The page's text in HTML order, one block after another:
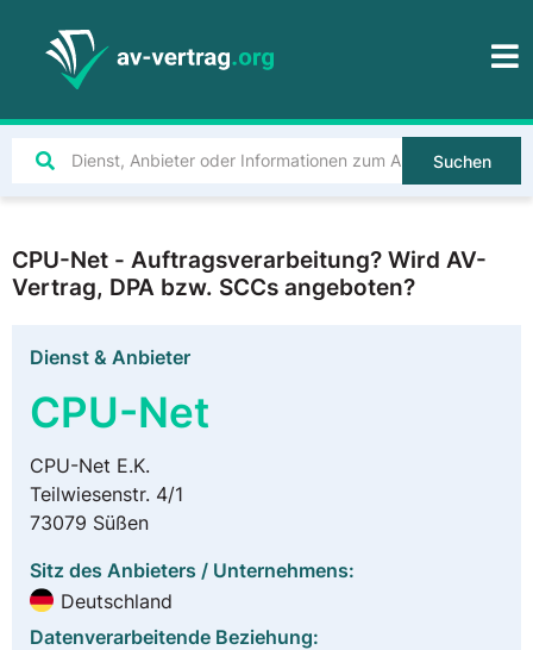
Suchen
CPU-Net - Auftragsverarbeitung? Wird AV-
Vertrag, DPA bzw. SCCs angeboten?
Dienst & Anbieter
CPU-Net
CPU-Net E.K.
Teilwiesenstr. 4/1
73079 Süßen
Sitz des Anbieters / Unternehmens:
Deutschland
Datenverarbeitende Beziehung: